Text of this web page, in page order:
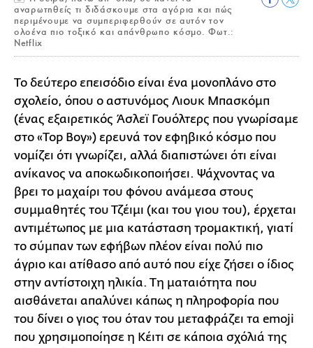
αναρωτηθείς τι διδάσκουμε στα αγόρια και πώς
περιμένουμε να συμπεριφερθούν σε αυτόν τον
ολοένα πιο τοξικό και απάνθρωπο κόσμο. Φωτ.:
Netflix
Το δεύτερο επεισόδιο είναι ένα μονοπλάνο στο
σχολείο, όπου ο αστυνόμος Λιουκ Μπασκόμπ
(ένας εξαιρετικός Άσλεϊ Γουόλτερς που γνωρίσαμε
στο «Top Boy») ερευνά τον εφηβικό κόσμο που
νομίζει ότι γνωρίζει, αλλά διαπιστώνει ότι είναι
ανίκανος να αποκωδικοποιήσει. Ψάχνοντας να
βρει το μαχαίρι του φόνου ανάμεσα στους
συμμαθητές του Τζέιμι (και του γιου του), έρχεται
αντιμέτωπος με μια κατάσταση τρομακτική, γιατί
το σύμπαν των εφήβων πλέον είναι πολύ πιο
άγριο και ατίθασο από αυτό που είχε ζήσει ο ίδιος
στην αντίστοιχη ηλικία. Τη ματαιότητα που
αισθάνεται απαλύνει κάπως η πληροφορία που
του δίνει ο γιος του όταν του μεταφράζει τα emoji
που χρησιμοποίησε η Kέιτι σε κάποια σχόλιά της